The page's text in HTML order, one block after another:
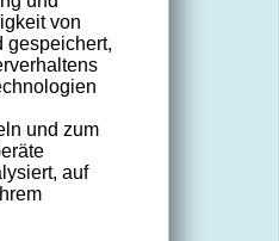
von
gespeichert,
und zum
auf